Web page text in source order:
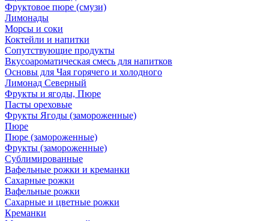
Фруктовое пюре (смузи)
Лимонады
Морсы и соки
Коктейли и напитки
Сопутствующие продукты
Вкусоароматическая смесь для напитков
Основы для Чая горячего и холодного
Лимонад Северный
Фрукты и ягоды, Пюре
Пасты ореховые
Фрукты Ягоды (замороженные)
Пюре
Пюре (замороженные)
Фрукты (замороженные)
Сублимированные
Вафельные рожки и креманки
Сахарные рожки
Вафельные рожки
Сахарные и цветные рожки
Креманки